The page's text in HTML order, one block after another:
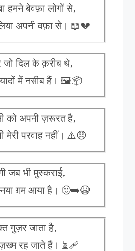
हमने बेवफ़ा लोगों से,
अपनी वफ़ा से। 📖💔
जो दिल के क़रीब थे,
में नसीब हैं। 🖼️📦
को अपनी ज़रूरत है,
मेरी परवाह नहीं। ⚠️😞
जब भी मुस्कराई,
ग़म आया है। 🙂➡️😭
गुज़र जाता है,
रह जाते हैं। ⏳🩹